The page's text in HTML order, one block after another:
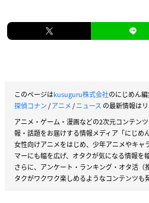
このページはkusuguru株式会社のにじめん
探偵コナン/アニメ/ニュース の最新情報は
アニメ・ゲーム・漫画などの2次元コンテン
報・話題をお届けする情報メディア「にじめん
女性向けアニメをはじめ、少年アニメやキャ
マーにも幅を広げ、オタクが気になる情報を
さらに、アンケート・ランキング・オタ活（
タクがワクワク楽しめるようなコンテンツも